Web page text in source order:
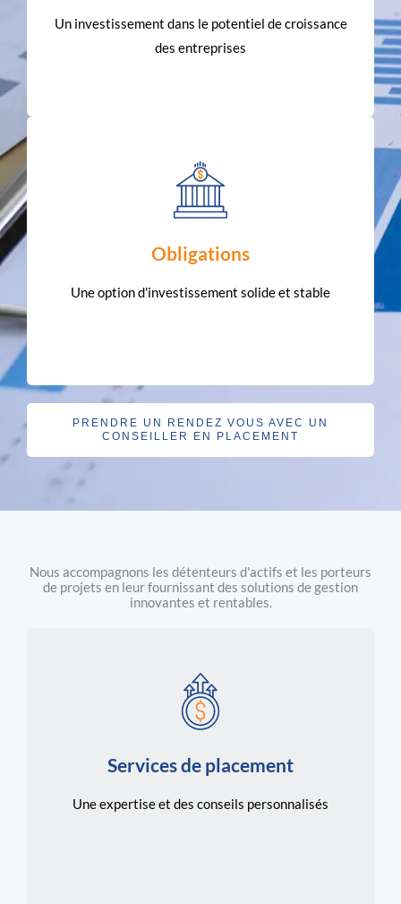
Un investissement dans le potentiel de croissance
des entreprises
Devenez co-propriétaire d'entreprises
prometteuses et participez directement à leur
Obligations
Une option d'investissement solide et stable
Prêtez des fonds à des entités de confiance en
combinant sécurité et rendements prévisibles.
EN SAVOIR PLUS
PRENDRE UN RENDEZ VOUS AVEC UN
CONSEILLER EN PLACEMENT
Nous accompagnons les détenteurs d'actifs et les porteurs
de projets en leur fournissant des solutions de gestion
innovantes et rentables.
Services de placement
Une expertise et des conseils personnalisés
rendements tout en alignant vos
votre tolérance au risque.
EN SAVOIR PLUS